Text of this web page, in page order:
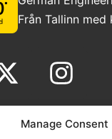
Manage Consent
Från Tallinn med
OÜ 2025. Alla